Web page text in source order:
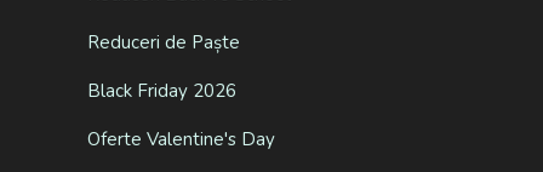
Reduceri de Paște
Black Friday 2026
Oferte Valentine's Day